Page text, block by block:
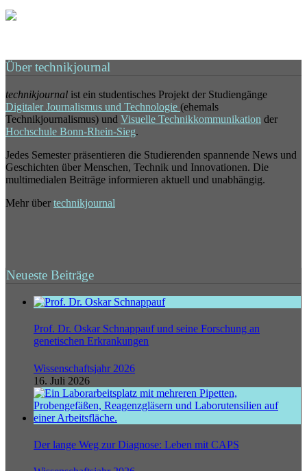
Über technikjournal
technikjournal ist ein studentisches Projekt der Studiengänge
Digitaler Journalismus und Technologie (ehemals
Technikjournalismus) und Visuelle Technikkommunikation der
Hochschule Bonn-Rhein-Sieg.
Jedes Semester präsentieren die Studierenden spannende News und
Geschichten über Menschen, Technik und Innovationen. Die
multimedialen Beiträge informieren aktuell und unabhängig.
Mehr über technikjournal
Neueste Beiträge
Prof. Dr. Oskar Schnappauf und seine Forschung an
genetischen Erkrankungen
Wissenschaftsjahr 2026
16. Juli 2026
Der lange Weg zur Diagnose: Leben mit CAPS